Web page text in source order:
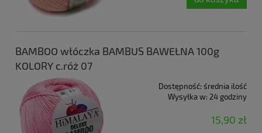
BAMBOO włóczka BAMBUS BAWEŁNA 100g
KOLORY c.róż 07
Dostępność: średnia ilość
Wysyłka w: 24 godziny
15,90 zł